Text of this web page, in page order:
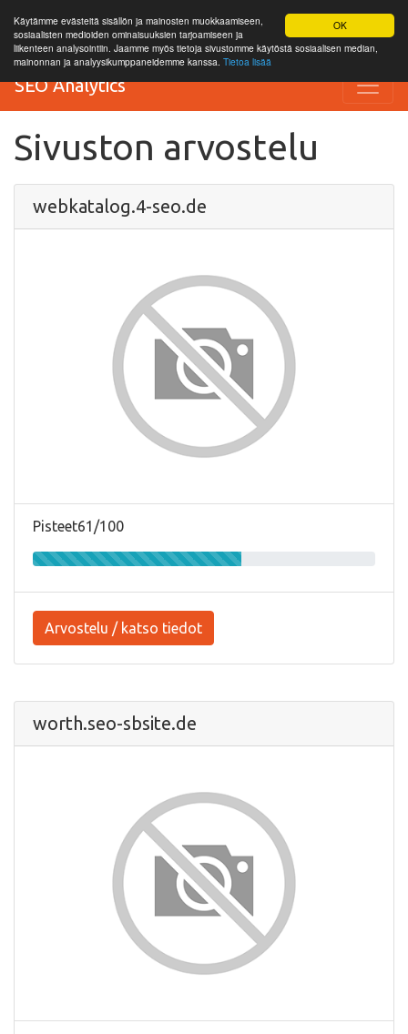
OK
Käytämme evästeitä sisällön ja mainosten muokkaamiseen,
sosiaalisten medioiden ominaisuuksien tarjoamiseen ja
liikenteen analysointiin. Jaamme myös tietoja sivustomme käytöstä sosiaalisen median,
mainonnan ja analyysikumppaneidemme kanssa. Tietoa lisää
SEO Analytics
Sivuston arvostelu
webkatalog.4-seo.de
Pisteet61/100
Arvostelu / katso tiedot
worth.seo-sbsite.de